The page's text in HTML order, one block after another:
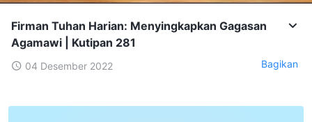
Firman Tuhan Harian: Menyingkapkan Gagasan
Agamawi | Kutipan 281
04 Desember 2022 Bagikan